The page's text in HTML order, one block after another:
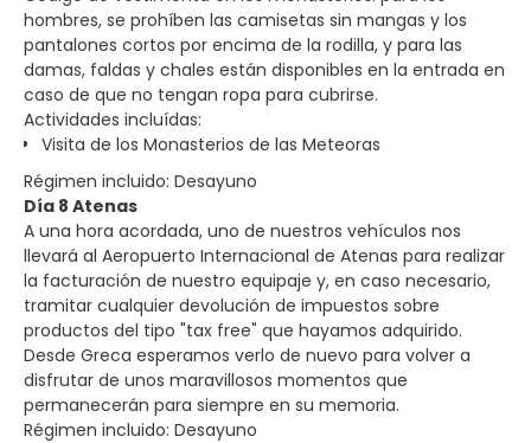
hombres, se prohíben las camisetas sin mangas y los
pantalones cortos por encima de la rodilla, y para las
damas, faldas y chales están disponibles en la entrada en
caso de que no tengan ropa para cubrirse.
Actividades incluídas:
Visita de los Monasterios de las Meteoras
Régimen incluido: Desayuno
Día 8 Atenas
A una hora acordada, uno de nuestros vehículos nos
llevará al Aeropuerto Internacional de Atenas para realizar
la facturación de nuestro equipaje y, en caso necesario,
tramitar cualquier devolución de impuestos sobre
productos del tipo "tax free" que hayamos adquirido.
Desde Greca esperamos verlo de nuevo para volver a
disfrutar de unos maravillosos momentos que
permanecerán para siempre en su memoria.
Régimen incluido: Desayuno